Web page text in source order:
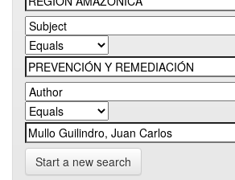
Start a new search